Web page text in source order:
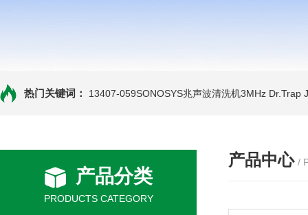
热门关键词： 13407-059SONOSYS兆声波清洗机3MHz Dr.Trap
产品分类
PRODUCTS CATEGORY
产品中心 /